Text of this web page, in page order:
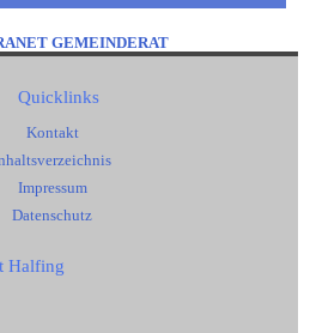
GEMEINDERAT
Quicklinks
Kontakt
Impressum
Datenschutz
Halfing